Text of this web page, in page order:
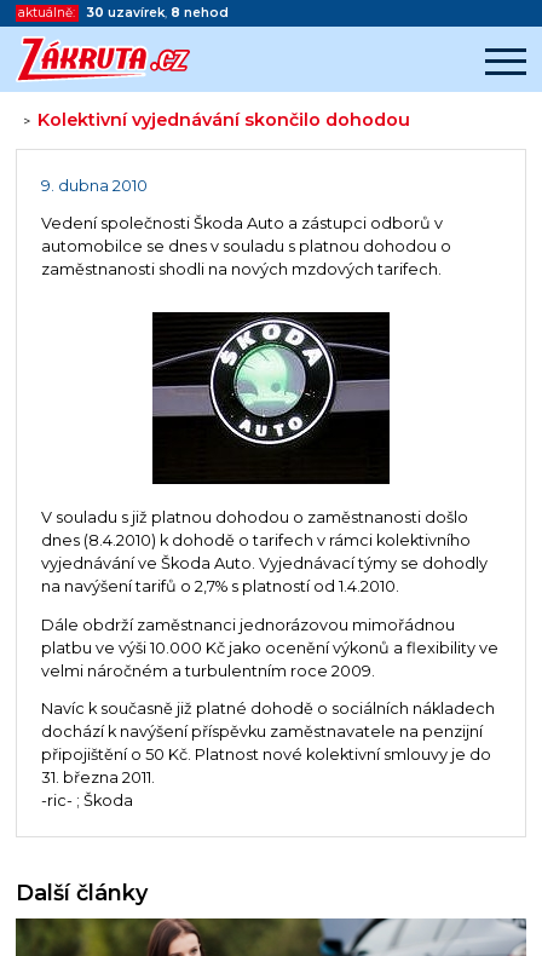
aktuálně: 30 uzavírek, 8 nehod
> Kolektivní vyjednávání skončilo dohodou
Začátek reklamy
9. dubna 2010
Vedení společnosti Škoda Auto a zástupci odborů v
automobilce se dnes v souladu s platnou dohodou o
zaměstnanosti shodli na nových mzdových tarifech.
V souladu s již platnou dohodou o zaměstnanosti došlo
dnes (8.4.2010) k dohodě o tarifech v rámci kolektivního
vyjednávání ve Škoda Auto. Vyjednávací týmy se dohodly
na navýšení tarifů o 2,7% s platností od 1.4.2010.
Dále obdrží zaměstnanci jednorázovou mimořádnou
platbu ve výši 10.000 Kč jako ocenění výkonů a flexibility ve
velmi náročném a turbulentním roce 2009.
Navíc k současně již platné dohodě o sociálních nákladech
dochází k navýšení příspěvku zaměstnavatele na penzijní
připojištění o 50 Kč. Platnost nové kolektivní smlouvy je do
31. března 2011.
-ric- ; Škoda
Další články